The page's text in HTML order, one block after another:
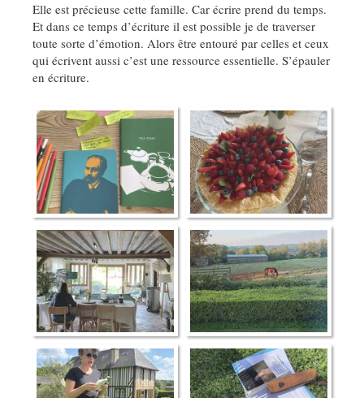
Elle est précieuse cette famille. Car écrire prend du temps.
Et dans ce temps d’écriture il est possible je de traverser
toute sorte d’émotion. Alors être entouré par celles et ceux
qui écrivent aussi c’est une ressource essentielle. S’épauler
en écriture.